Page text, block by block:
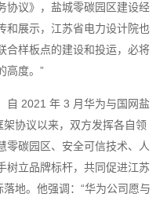
协议》，盐城零碳园区建设经
和展示，江苏省电力设计院也
合样板点的建设和投运，必将
高度。”
自 2021 年 3 月华为与国网盐
架协议以来，双方发挥各自领
零碳园区、安全可信技术、人
树立品牌标杆，共同促进江苏
地。他强调：“华为公司愿与